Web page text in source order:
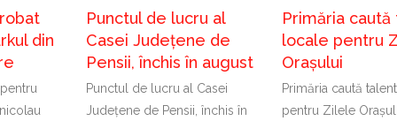
din
Punctul de lucru al
Casei Județene de
Pensii, închis în august
Punctul de lucru al Casei
Județene de Pensii, închis în
Primăria
locale pentru
Orașului
Primăria caută
pentru Zilele